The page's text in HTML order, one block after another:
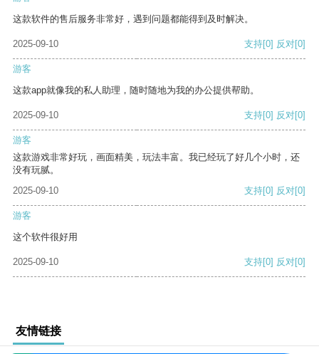
这款软件的售后服务非常好，遇到问题都能得到及时解决。
2025-09-10 支持[0] 反对[0]
游客
这款app就像我的私人助理，随时随地为我的办公提供帮助。
2025-09-10 支持[0] 反对[0]
游客
这款游戏非常好玩，画面精美，玩法丰富。我已经玩了好几个小时，还
没有玩腻。
2025-09-10
支持[0] 反对[0]
游客
这个软件很好用
2025-09-10 支持[0] 反对[0]
友情链接